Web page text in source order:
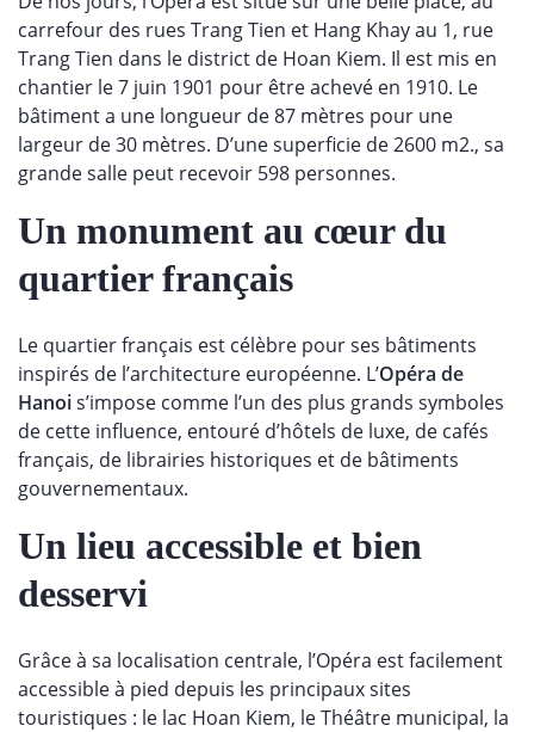
carrefour des rues Trang Tien et Hang Khay au 1, rue
Trang Tien dans le district de Hoan Kiem. Il est mis en
chantier le 7 juin 1901 pour être achevé en 1910. Le
bâtiment a une longueur de 87 mètres pour une
largeur de 30 mètres. D’une superficie de 2600 m2., sa
grande salle peut recevoir 598 personnes.
Un monument au cœur du
quartier français
Le quartier français est célèbre pour ses bâtiments
inspirés de l’architecture européenne. L’Opéra de
Hanois’impose comme l’un des plus grands symboles
de cette influence, entouré d’hôtels de luxe, de cafés
français, de librairies historiques et de bâtiments
gouvernementaux.
Un lieu accessible et bien
desservi
Grâce à sa localisation centrale, l’Opéra est facilement
accessible à pied depuis les principaux sites
touristiques : le lac Hoan Kiem, le Théâtre municipal, la